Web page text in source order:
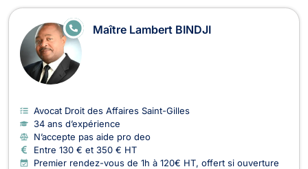
Maître Lambert BINDJI
E
N
LI
N
E
Avocat Droit des Affaires Saint-Gilles
34 ans d’expérience
N’accepte pas aide pro deo
Entre 130 € et 350 € HT
Premier rendez-vous de 1h à 120€ HT, offert si ouverture